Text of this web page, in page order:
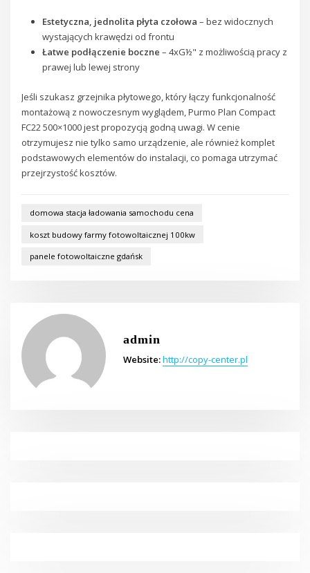
Estetyczna, jednolita płyta czołowa – bez widocznych
wystających krawędzi od frontu
Łatwe podłączenie boczne – 4xG½" z możliwością pracy z
prawej lub lewej strony
Jeśli szukasz grzejnika płytowego, który łączy funkcjonalność
montażową z nowoczesnym wyglądem, Purmo Plan Compact
FC22 500×1000 jest propozycją godną uwagi. W cenie
otrzymujesz nie tylko samo urządzenie, ale również komplet
podstawowych elementów do instalacji, co pomaga utrzymać
przejrzystość kosztów.
domowa stacja ładowania samochodu cena
koszt budowy farmy fotowoltaicznej 100kw
panele fotowoltaiczne gdańsk
admin
Website:http://copy-center.pl